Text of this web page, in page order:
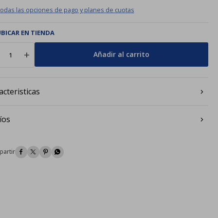
las opciones de pago y planes de cuotas
EN TIENDA
add Añadir al carrito
   